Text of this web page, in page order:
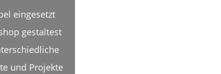
eingesetzt
gestaltest
und Projekte